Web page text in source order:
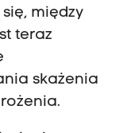
między
teraz
skażenia